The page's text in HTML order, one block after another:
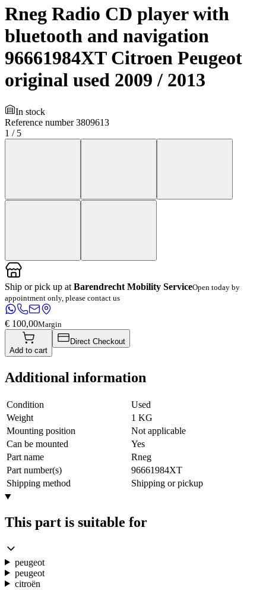
Rneg Radio CD player with
bluetooth and navigation
96661984XT Citroen Peugeot
original used 2009 / 2013
In stock
Reference number 3809613
1 / 5
Ship or pick up at Barendrecht Mobility ServiceOpen today by
appointment only, please contact us
€ 100,00Margin
Add to cart
Direct Checkout
Additional information
Condition
Used
Weight
1 KG
Mounting position
Not applicable
Can be mounted
Yes
Part name
Rneg
Part number(s)
96661984XT
Shipping method
Shipping or pickup
This part is suitable for
peugeot
peugeot
citroën